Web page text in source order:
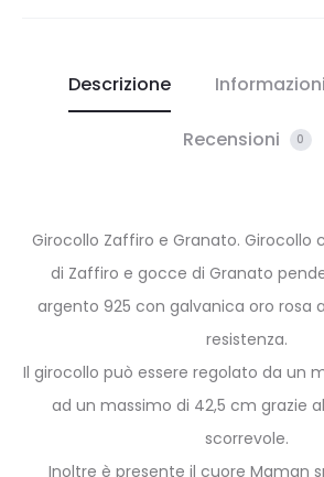
Descrizione
Recensioni 0
Girocollo Zaffiro e Granato. Girocollo
di Zaffiro e gocce di Granato
argento 925 con galvanica oro rosa
resistenza.
Il girocollo può essere regolato da un
ad un massimo di 42,5 cm grazie
scorrevole.
Inoltre è presente il cuore Maman